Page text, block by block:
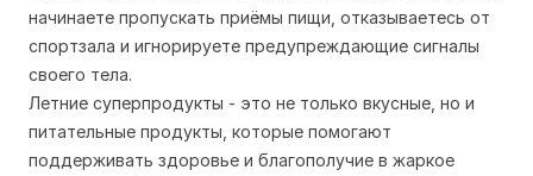
начинаете пропускать приёмы пищи, отказываетесь от
спортзала и игнорируете предупреждающие сигналы
своего тела.
Летние суперпродукты - это не только вкусные, но и
питательные продукты, которые помогают
поддерживать здоровье и благополучие в жаркое